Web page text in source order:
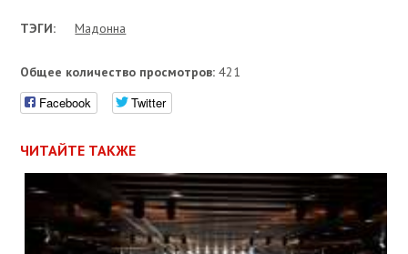
ТЭГИ: Мадонна
Общее количество просмотров: 421
Facebook Twitter
ЧИТАЙТЕ ТАКЖЕ